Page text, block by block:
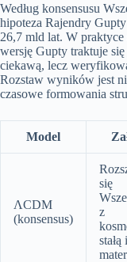
Według konsensusu
hipoteza Rajendry
26,7 mld lat. W
wersję Gupty traktuje
ciekawą, lecz
Rozstaw wyników jest
czasowe formowania
Model
ΛCDM
(konsensus)
się
z